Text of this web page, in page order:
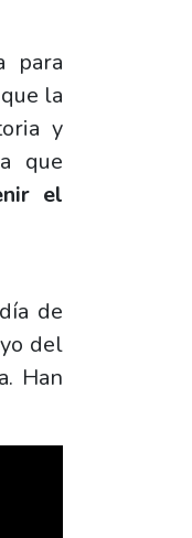
para
la
y
que
el
de
del
Han